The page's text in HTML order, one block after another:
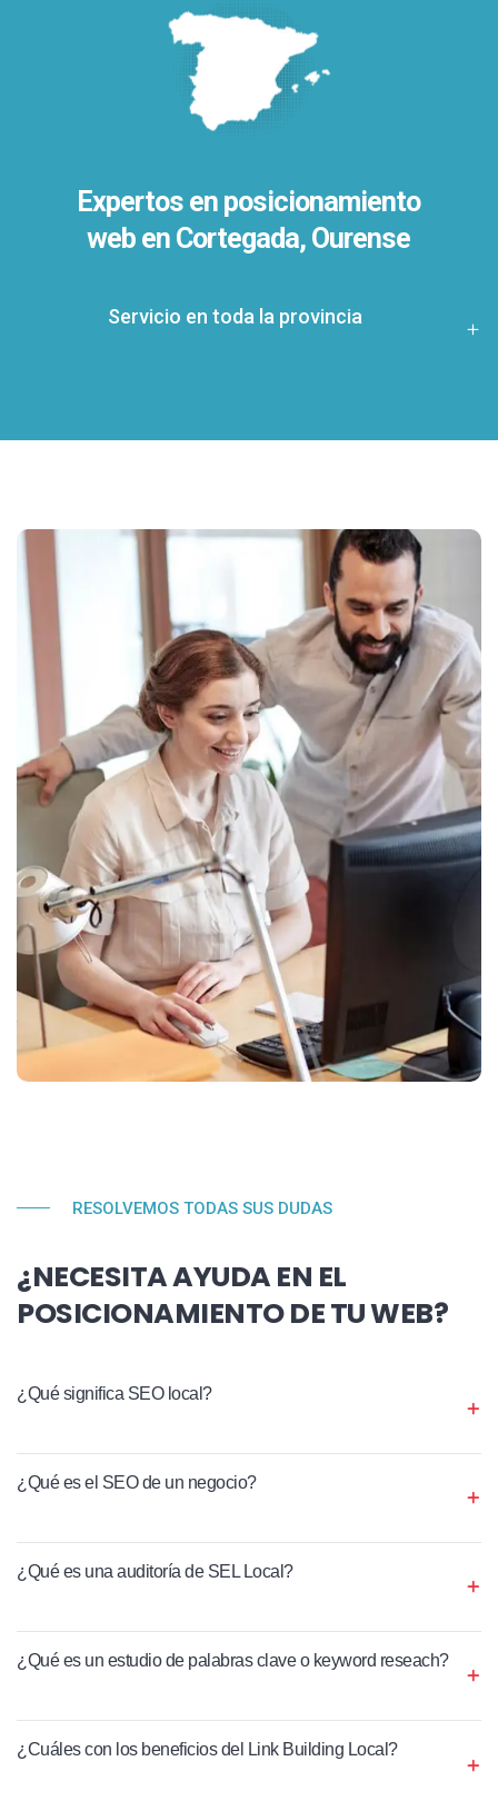
Expertos en posicionamiento
web en Cortegada, Ourense
Servicio en toda la provincia
RESOLVEMOS TODAS SUS DUDAS
¿NECESITA AYUDA EN EL
POSICIONAMIENTO DE TU WEB?
¿Qué significa SEO local?
¿Qué es el SEO de un negocio?
¿Qué es una auditoría de SEL Local?
¿Qué es un estudio de palabras clave o keyword reseach?
¿Cuáles con los beneficios del Link Building Local?